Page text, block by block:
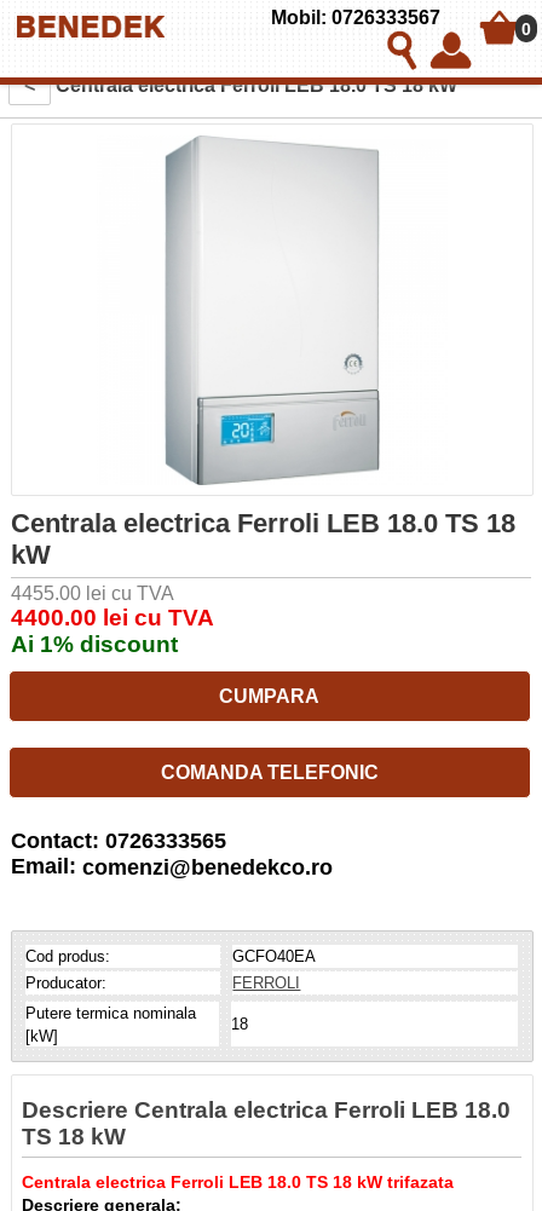
Mobil: 0726333567
0
< Centrala electrica Ferroli LEB 18.0 TS 18 kW
Centrala electrica Ferroli LEB 18.0 TS 18
kW
4455.00 lei cu TVA
4400.00 lei cu TVA
Ai 1% discount
CUMPARA
COMANDA TELEFONIC
Contact: 0726333565
Email: comenzi@benedekco.ro
Cod produs:
GCFO40EA
Producator:
FERROLI
Putere termica nominala
[kW]
18
Descriere Centrala electrica Ferroli LEB 18.0
TS 18 kW
Centrala electrica Ferroli LEB 18.0 TS 18 kW trifazata
Descriere generala: